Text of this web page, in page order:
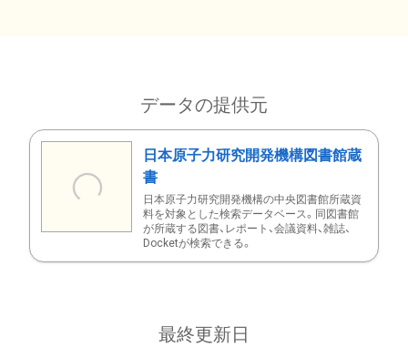
データの提供元
日本原子力研究開発機構図書館蔵
書
日本原子力研究開発機構の中央図書館所蔵資
料を対象とした検索データベース。同図書館
が所蔵する図書、レポート、会議資料、雑誌、
Docketが検索できる。
最終更新日